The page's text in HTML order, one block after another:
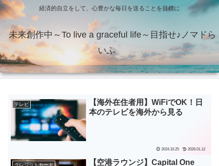
経済的自立をして、心豊かな毎日を送ることを目標に
未来創作中～To live a graceful life～目指せ♪ノマドら
いふ
テレビ
【海外在住者用】WiFiでOK！日
本のテレビを海外から見る
2024.10.25 2026.01.12
クレジットカード
【空港ラウンジ】Capital One